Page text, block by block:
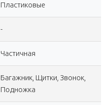
Пластиковые
-
Частичная
Багажник, Щитки, Звонок,
Подножка